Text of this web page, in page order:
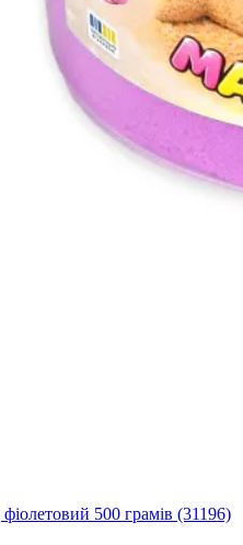
500 грамів (31196)